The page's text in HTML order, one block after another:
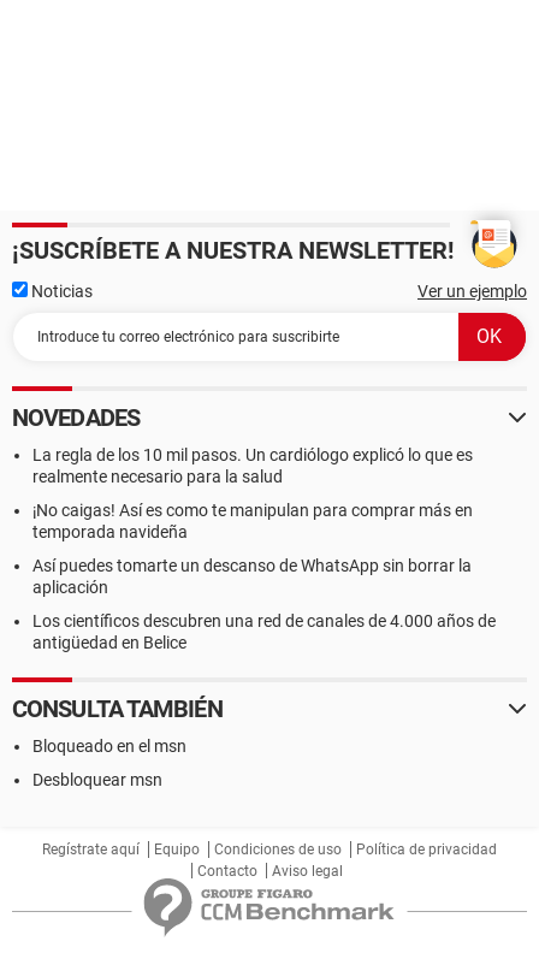
¡SUSCRÍBETE A NUESTRA NEWSLETTER!
Noticias Ver un ejemplo
NOVEDADES
La regla de los 10 mil pasos. Un cardiólogo explicó lo que es
realmente necesario para la salud
¡No caigas! Así es como te manipulan para comprar más en
temporada navideña
Así puedes tomarte un descanso de WhatsApp sin borrar la
aplicación
Los científicos descubren una red de canales de 4.000 años de
antigüedad en Belice
CONSULTA TAMBIÉN
Bloqueado en el msn
Desbloquear msn
Regístrate aquí Equipo Condiciones de uso
Política de privacidad
Contacto
Aviso legal